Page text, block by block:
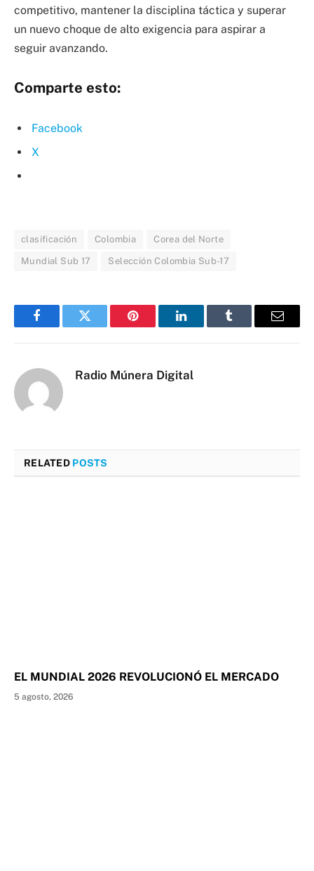
competitivo, mantener la disciplina táctica y superar
un nuevo choque de alto exigencia para aspirar a
seguir avanzando.
Comparte esto:
Facebook
X
clasificación Colombia Corea del Norte
Mundial Sub 17 Selección Colombia Sub-17
FacebookTwitter Pinterest LinkedInTumblr Email
Radio Múnera Digital
RELATED POSTS
EL MUNDIAL 2026 REVOLUCIONÓ EL MERCADO
5 agosto, 2026